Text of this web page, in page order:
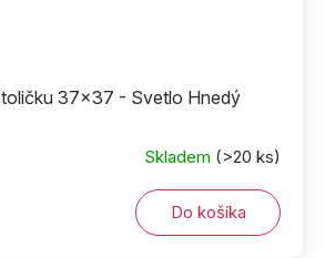
37x37 - Svetlo Hnedý
Skladem (>20 ks)
Do košíka